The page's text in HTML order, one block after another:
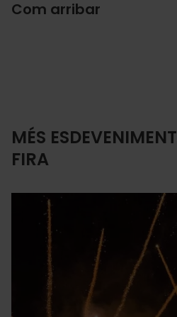
Com arribar
MÉS
FIRA